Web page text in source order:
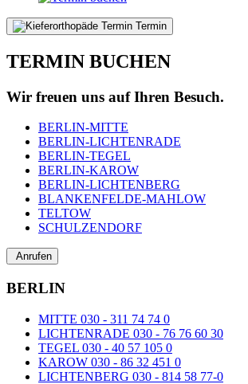
Termin
TERMIN BUCHEN
Wir freuen uns auf Ihren Besuch.
BERLIN-MITTE
BERLIN-LICHTENRADE
BERLIN-TEGEL
BERLIN-KAROW
BERLIN-LICHTENBERG
BLANKENFELDE-MAHLOW
TELTOW
SCHULZENDORF
Anrufen
BERLIN
MITTE 030 - 311 74 74 0
LICHTENRADE 030 - 76 76 60 30
TEGEL 030 - 40 57 105 0
KAROW 030 - 86 32 451 0
LICHTENBERG 030 - 814 58 77-0